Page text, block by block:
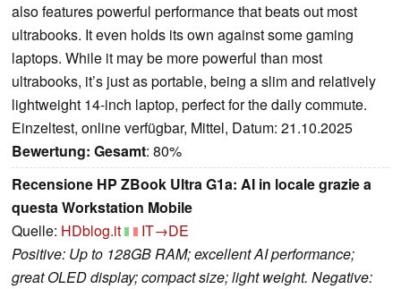
also features powerful performance that beats out most
ultrabooks. It even holds its own against some gaming
laptops. While it may be more powerful than most
ultrabooks, it’s just as portable, being a slim and relatively
lightweight 14-inch laptop, perfect for the daily commute.
Einzeltest, online verfügbar, Mittel, Datum: 21.10.2025
Bewertung: Gesamt: 80%
Recensione HP ZBook Ultra G1a: AI in locale grazie a
questa Workstation Mobile
Quelle: HDblog.it
IT→DE
Positive: Up to 128GB RAM; excellent AI performance;
great OLED display; compact size; light weight. Negative: